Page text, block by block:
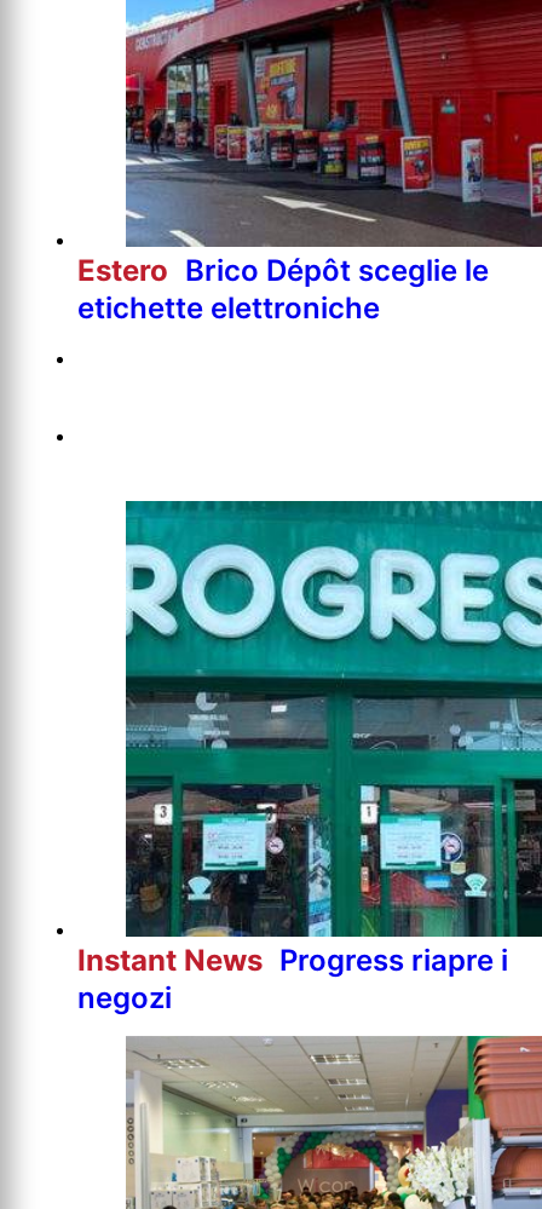
Estero Brico Dépôt sceglie le
etichette elettroniche
Instant News Progress riapre i
negozi